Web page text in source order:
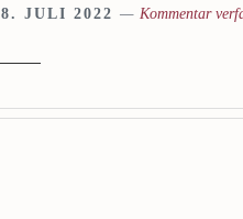
8. JULI 2022 Kommentar